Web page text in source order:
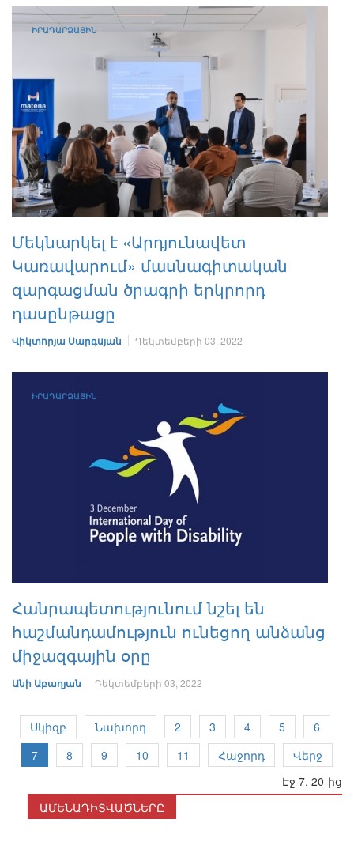
ԻՐԱԴԱՐՁԱՅԻՆ
Մեկնարկել է «Արդյունավետ
Կառավարում» մասնագիտական
զարգացման ծրագրի երկրորդ
դասընթացը
Վիկտորյա Սարգսյան Դեկտեմբերի 03, 2022
ԻՐԱԴԱՐՁԱՅԻՆ
Հանրապետությունում նշել են
հաշմանդամություն ունեցող անձանց
միջազգային օրը
Անի Աբաղյան Դեկտեմբերի 03, 2022
Սկիզբ Նախորդ 2 3 4 5
6
7
8 9 10 11 Հաջորդ
Վերջ
Էջ 7, 20-ից
ԱՄԵՆԱԴԻՏՎԱԾՆԵՐԸ